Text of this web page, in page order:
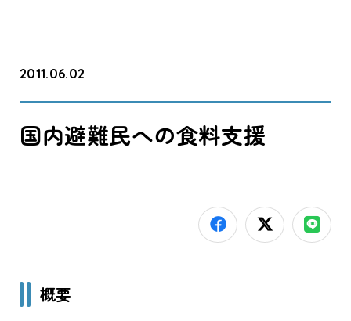
2011.06.02
国内避難民への食料支援
概要